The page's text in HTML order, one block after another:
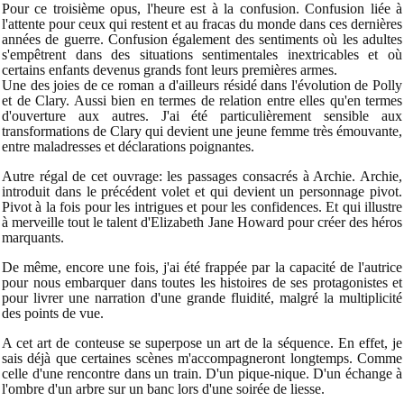
Pour ce troisième opus, l'heure est à la confusion. Confusion liée à
l'attente pour ceux qui restent et au fracas du monde dans ces dernières
années de guerre. Confusion également des sentiments où les adultes
s'empêtrent dans des situations sentimentales inextricables et où
certains enfants devenus grands font leurs premières armes.
Une des joies de ce roman a d'ailleurs résidé dans l'évolution de Polly
et de Clary. Aussi bien en termes de relation entre elles qu'en termes
d'ouverture aux autres. J'ai été particulièrement sensible aux
transformations de Clary qui devient une jeune femme très émouvante,
entre maladresses et déclarations poignantes.
Autre régal de cet ouvrage: les passages consacrés à Archie. Archie,
introduit dans le précédent volet et qui devient un personnage pivot.
Pivot à la fois pour les intrigues et pour les confidences. Et qui illustre
à merveille tout le talent d'Elizabeth Jane Howard pour créer des héros
marquants.
De même, encore une fois, j'ai été frappée par la capacité de l'autrice
pour nous embarquer dans toutes les histoires de ses protagonistes et
pour livrer une narration d'une grande fluidité, malgré la multiplicité
des points de vue.
A cet art de conteuse se superpose un art de la séquence. En effet, je
sais déjà que certaines scènes m'accompagneront longtemps. Comme
celle d'une rencontre dans un train. D'un pique-nique. D'un échange à
l'ombre d'un arbre sur un banc lors d'une soirée de liesse.